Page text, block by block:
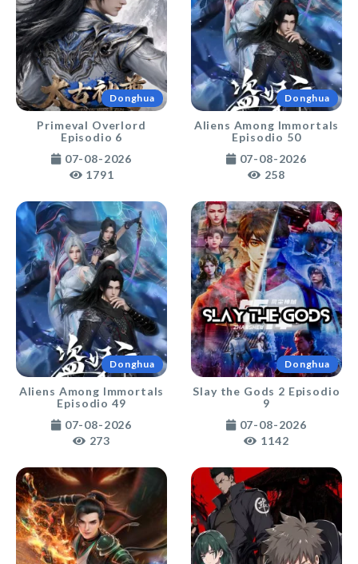
Donghua
Primeval Overlord
Episodio 6
07-08-2026
1791
Donghua
Aliens Among Immortals
Episodio 50
07-08-2026
258
Donghua
Aliens Among Immortals
Episodio 49
07-08-2026
273
Donghua
Slay the Gods 2 Episodio
9
07-08-2026
1142